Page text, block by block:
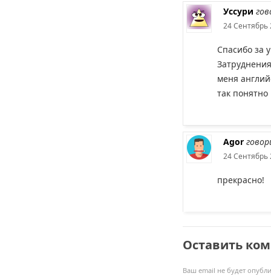
Уссури
24 Сентябрь
Спасибо за
меня
так
Agor
24 Сентябрь
прекрасно!
Оставить
Ваш email не будет